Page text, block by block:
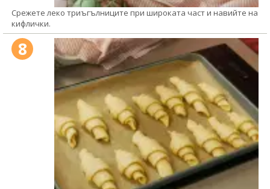
Срежете леко триъгълниците при широката част и навийте на
кифлички.
8